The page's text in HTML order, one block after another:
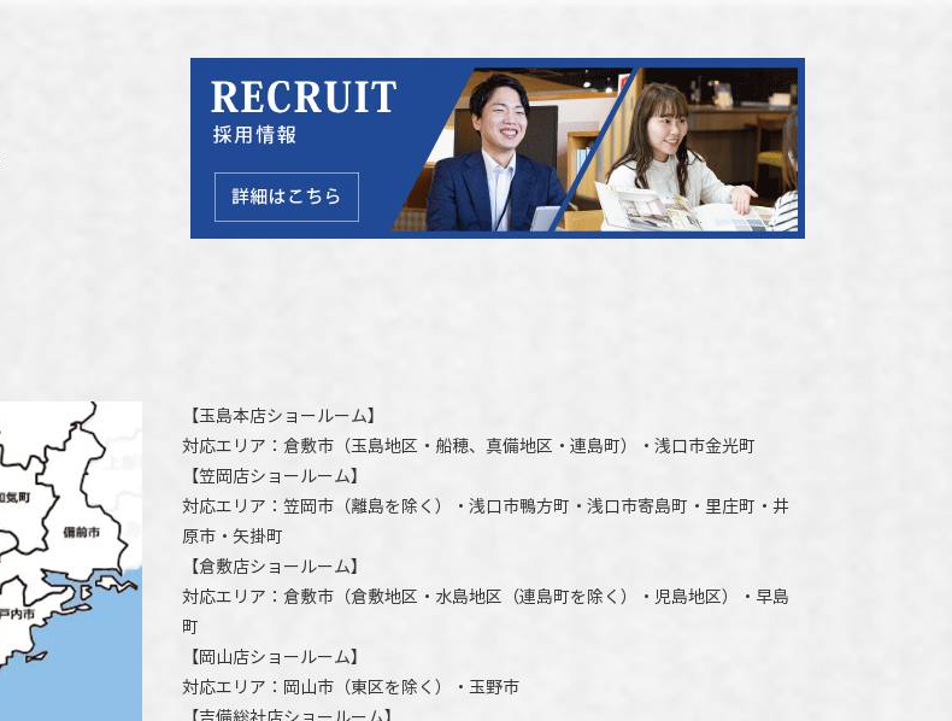
【玉島本店ショールーム】
対応エリア： 倉敷市 （玉島地区・船穂、真備地区・連島町）・ 浅口市金光町
【笠岡店ショールーム】
対応エリア： 笠岡市（離島を除く） ・ 浅口市鴨方町・ 浅口市寄島町・里庄町・ 井
原市 ・矢掛町
【倉敷店ショールーム】
対応エリア： 倉敷市 （倉敷地区・水島地区（連島町を除く）・児島地区）・早島
町
【岡山店ショールーム】
対応エリア： 岡山市 （東区を除く）・玉野市